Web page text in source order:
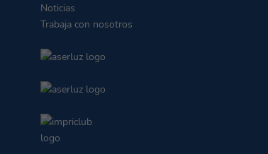
Noticias
Trabaja con nosotros